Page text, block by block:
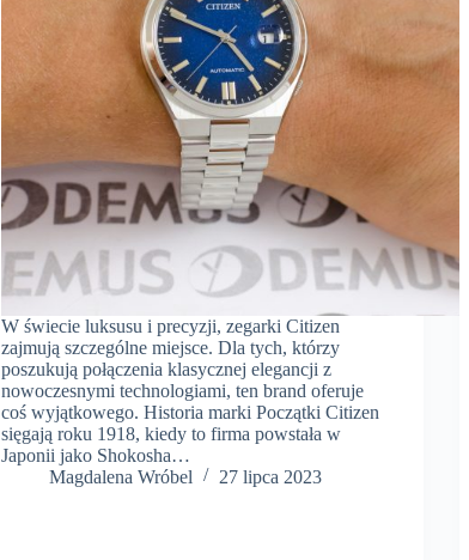
W świecie luksusu i precyzji, zegarki Citizen
zajmują szczególne miejsce. Dla tych, którzy
poszukują połączenia klasycznej elegancji z
nowoczesnymi technologiami, ten brand oferuje
coś wyjątkowego. Historia marki Początki Citizen
sięgają roku 1918, kiedy to firma powstała w
Japonii jako Shokosha…
Magdalena Wróbel
27 lipca 2023